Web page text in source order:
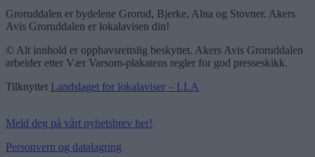
Groruddalen er bydelene Grorud, Bjerke, Alna og Stovner. Akers
Avis Groruddalen er lokalavisen din!
© Alt innhold er opphavsrettslig beskyttet. Akers Avis Groruddalen
arbeider etter Vær Varsom-plakatens regler for god presseskikk.
Tilknyttet Landslaget for lokalaviser – LLA
Meld deg på vårt nyhetsbrev her!
Personvern og datalagring